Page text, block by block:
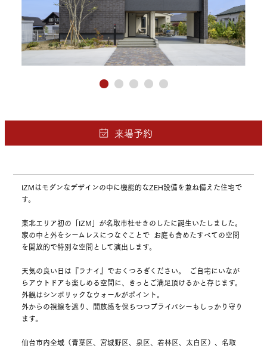
IZMはモダンなデザインの中に機能的なZEH設備を兼ね備えた住宅で
す。
東北エリア初の「IZM」が名取市杜せきのしたに誕生いたしました。
家の中と外をシームレスにつなぐことで お庭も含めたすべての空間
を開放的で特別な空間として演出します。
天気の良い日は『ラナイ』でおくつろぎください。 ご自宅にいなが
らアウトドアも楽しめる空間に、きっとご満足頂けるかと存じます。
外観はシンボリックなウォールがポイント。
外からの視線を遮り、開放感を保ちつつプライバシーもしっかり守り
ます。
仙台市内全域（青葉区、宮城野区、泉区、若林区、太白区）、名取